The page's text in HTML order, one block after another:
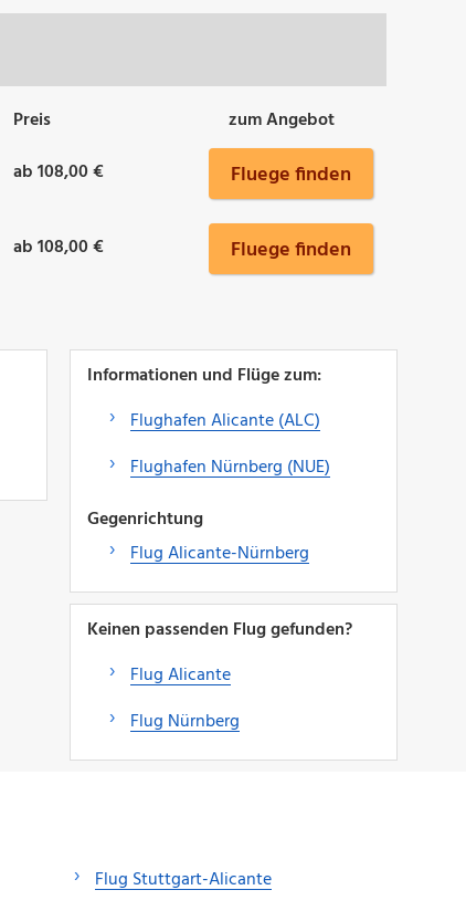
Preis
zum Angebot
ab 108,00 € Fluege finden
ab 108,00 € Fluege finden
Informationen und Flüge zum:
Flughafen Alicante (ALC)
Flughafen Nürnberg (NUE)
Gegenrichtung
Flug Alicante-Nürnberg
Keinen passenden Flug gefunden?
Flug Alicante
Flug Nürnberg
Flug Stuttgart-Alicante